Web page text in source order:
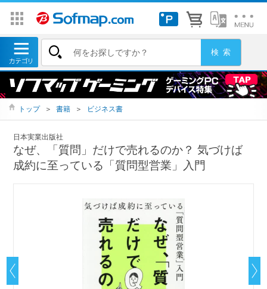
トップ ＞ 書籍 ＞ ビジネス書
日本実業出版社
なぜ、「質問」だけで売れるのか？ 気づけば
成約に至っている「質問型営業」入門